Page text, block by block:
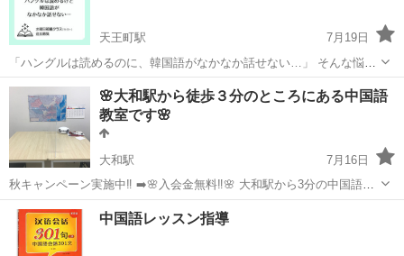
天王町駅
7月19日
「ハングルは読めるのに、韓国語がなかなか話せない…」 そんな悩み
はありませんか？😊 このクラスは、韓国語を初めて学ぶ方のための入
門クラスではありません。 ✔ ハングルが読める ✔ 独学で勉強したこ
とがある ✔ 文法をし...
神奈川 横浜市 天王町駅 韓国語
🌸大和駅から徒歩３分のところにある中国語
教室です🌸
大和駅
7月16日
秋キャンペーン実施中‼️ ➡️🌸入会金無料‼️🌸 大和駅から3分の中国語教
室です。完璧個室で落ち着いた雰囲気で中国語レッスンを受けられま
す。 急な出張、赴任、旅行、留学、そして学校で勉強された内容をさ
らにという、...
神奈川 大和市 大和駅 中国語
中国語レッスン指導